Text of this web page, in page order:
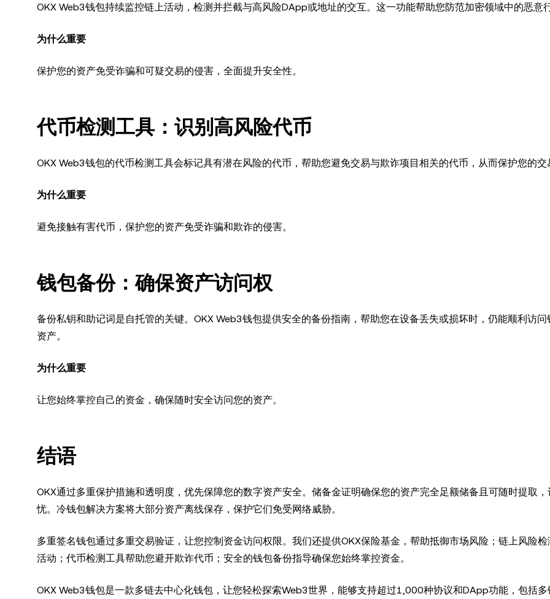
OKX Web3钱包持续监控链上活动，检测并拦截与高风险DApp或地址的交互。这一功能帮助您防范加密领域中的恶意
为什么重要
保护您的资产免受诈骗和可疑交易的侵害，全面提升安全性。
代币检测工具：识别高风险代币
OKX Web3钱包的代币检测工具会标记具有潜在风险的代币，帮助您避免交易与欺诈项目相关的代币，从而保护您的交
为什么重要
避免接触有害代币，保护您的资产免受诈骗和欺诈的侵害。
钱包备份：确保资产访问权
备份私钥和助记词是自托管的关键。OKX Web3钱包提供安全的备份指南，帮助您在设备丢失或损坏时，仍能顺利访问
资产。
为什么重要
让您始终掌控自己的资金，确保随时安全访问您的资产。
结语
OKX通过多重保护措施和透明度，优先保障您的数字资产安全。储备金证明确保您的资产完全足额储备且可随时提取
忧。冷钱包解决方案将大部分资产离线保存，保护它们免受网络威胁。
多重签名钱包通过多重交易验证，让您控制资金访问权限。我们还提供OKX保险基金，帮助抵御市场风险；链上风险
活动；代币检测工具帮助您避开欺诈代币；安全的钱包备份指导确保您始终掌控资金。
OKX Web3钱包是一款多链去中心化钱包，让您轻松探索Web3世界，能够支持超过1,000种协议和DApp功能，包括多